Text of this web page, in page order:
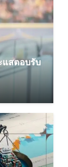
แสตอบรับ